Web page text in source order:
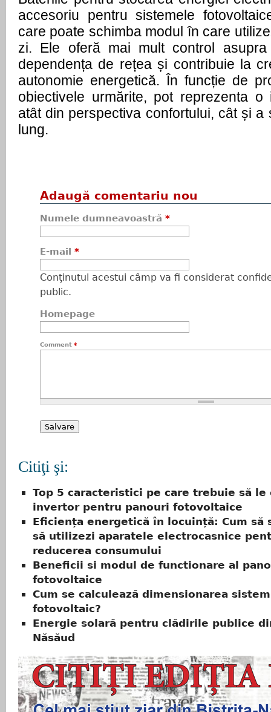
accesoriu pentru sistemele
care poate schimba modul în care
zi. Ele oferă mai mult control asupra
dependența de rețea și contribuie la
autonomie energetică. În funcție de
obiectivele urmărite, pot reprezenta o
atât din perspectiva confortului, cât și a
lung.
Adaugă comentariu nou
Numele dumneavoastră *
E-mail *
Conţinutul acestui câmp va fi considerat
public.
Homepage
Comment *
Citiţi şi:
Top 5 caracteristici pe care trebuie să le
invertor pentru panouri fotovoltaice
Eficiența energetică în locuință: Cum să
să utilizezi aparatele electrocasnice
reducerea consumului
Beneficii si modul de functionare al
fotovoltaice
Cum se calculează dimensionarea
fotovoltaic?
Energie solară pentru clădirile publice
Năsăud